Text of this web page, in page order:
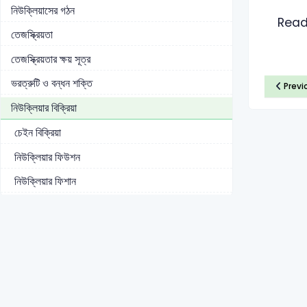
নিউক্লিয়াসের গঠন
তেজস্ক্রিয়তা
তেজস্ক্রিয়তার ক্ষয় সূত্র
ভরত্রুটি ও বন্ধন শক্তি
নিউক্লিয়ার বিক্রিয়া
চেইন বিক্রিয়া
নিউক্লিয়ার ফিউশন
নিউক্লিয়ার ফিশান